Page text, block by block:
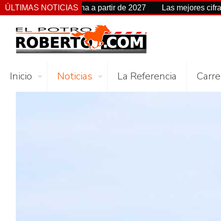
ÚLTIMAS NOTICIAS
de fecha a partir de 2027 Las mejores cifras Beyer de
Inicio Noticias La Referencia